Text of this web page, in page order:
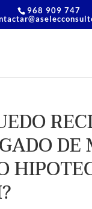
968 909 747
DE